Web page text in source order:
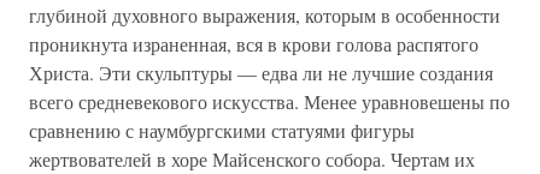
глубиной духовного выражения, которым в особенности
проникнута израненная, вся в крови голова распятого
Христа. Эти скульптуры — едва ли не лучшие создания
всего средневекового искусства. Менее уравновешены по
сравнению с наумбургскими статуями фигуры
жертвователей в хоре Майсенского собора. Чертам их